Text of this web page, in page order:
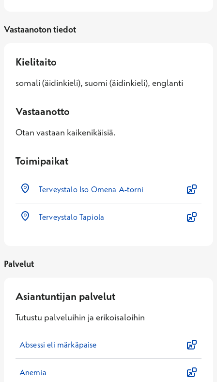
Vastaanoton tiedot
Kielitaito
somali (äidinkieli), suomi (äidinkieli), englanti
Vastaanotto
Otan vastaan kaikenikäisiä.
Toimipaikat
Terveystalo Iso Omena A-torni
Terveystalo Tapiola
Palvelut
Asiantuntijan palvelut
Tutustu palveluihin ja erikoisaloihin
Absessi eli märkäpaise
Anemia